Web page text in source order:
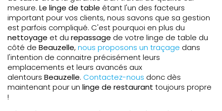
mesure. Le linge de table étant l'un des facteurs
important pour vos clients, nous savons que sa gestion
est parfois compliqué. C'est pourquoi en plus du
nettoyage et du repassage de votre linge de table du
côté de Beauzelle, nous proposons un traçage dans
l'intention de connaitre précisément leurs
emplacements et leurs avancés aux
alentours Beauzelle. Contactez-nous donc dès
maintenant pour un linge de restaurant toujours propre
!